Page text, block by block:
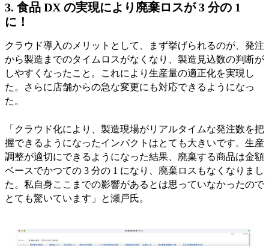
3. 食品 DX の実現により廃棄ロスが 3 分の 1
に！
クラウド導入のメリットとして、まず挙げられるのが、発注
から製造までのタイムロスがなくなり、製造見込数の判断が
しやすくなったこと。これにより生産量の適正化を実現し
た。さらに店舗からの急な変更にも対応できるようになっ
た。
「クラウド化により、製造現場がリアルタイムな発注数を把
握できるようになったインパクトはとても大きいです。生産
調整が適切にできるようになった結果、廃棄する商品は金額
ベースでかつての 3 分の 1 になり、廃棄ロスもなくなりまし
た。私自身ここまでの影響があるとは思っていなかったので
とても驚いています」と瀬戸氏。